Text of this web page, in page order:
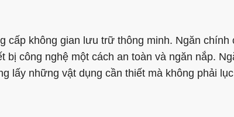
cấp không gian lưu trữ thông minh. Ngăn chính
công nghệ một cách an toàn và ngăn nắp.
lấy những vật dụng cần thiết mà không phải